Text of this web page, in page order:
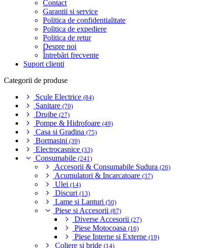
Contact
Garantii si service
Politica de confidentialitate
Politica de expediere
Politica de retur
Despre noi
Întrebări frecvente
Suport clienti
Categorii de produse
Scule Electrice (84)
Sanitare (70)
Drujbe (27)
Pompe & Hidrofoare (49)
Casa si Gradina (75)
Bormasini (39)
Electrocasnice (33)
Consumabile (241)
Accesorii & Consumabile Sudura (26)
Acumulatori & Incarcatoare (37)
Ulei (14)
Discuri (13)
Lame si Lanturi (50)
Piese si Accesorii (87)
Diverse Accesorii (27)
Piese Motocoasa (16)
Piese Interne si Externe (19)
Coliere si bride (14)